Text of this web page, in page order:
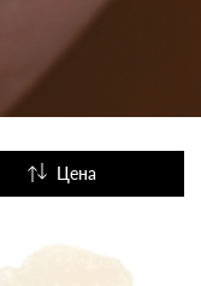
Цена
Популярные